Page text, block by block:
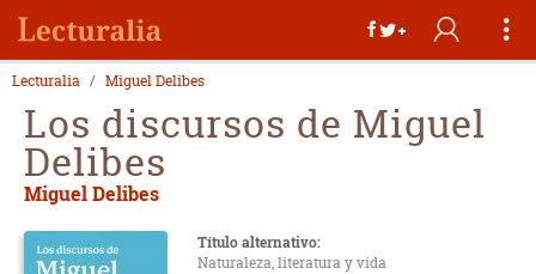
Lecturalia Miguel Delibes
Los discursos de Miguel
Delibes
Miguel Delibes
Título alternativo:
Naturaleza, literatura y vida